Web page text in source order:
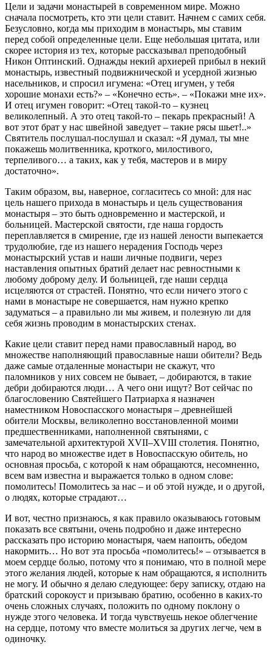
Цели и задачи монастырей в современном мире. Можно
сначала посмотреть, кто эти цели ставит. Начнем с самих себя.
Безусловно, когда мы приходим в монастырь, мы ставим
перед собой определенные цели. Еще небольшая цитата, или
скорее история из тех, которые рассказывал преподобный
Никон Оптинский. Однажды некий архиерей прибыл в некий
монастырь, известный подвижнической и усердной жизнью
насельников, и спросил игумена: «Отец игумен, у тебя
хорошие монахи есть?» – «Конечно есть». – «Покажи мне их».
И отец игумен говорит: «Отец такой-то – кузнец
великолепный. А это отец такой-то – пекарь прекрасный! А
вот этот брат у нас швейной заведует – такие рясы шьет!..»
Святитель послушал-послушал и сказал: «Я думал, ты мне
покажешь молитвенника, кроткого, милостивого,
терпеливого… а таких, как у тебя, мастеров и в миру
достаточно».
Таким образом, вы, наверное, согласитесь со мной: для нас
цель нашего прихода в монастырь и цель существования
монастыря – это быть одновременно и мастерской, и
больницей. Мастерской святости, где наша гордость
переплавляется в смирение, где из нашей лености выпекается
трудолюбие, где из нашего нерадения Господь через
монастырский устав и наши личные подвиги, через
наставления опытных братий делает нас ревностными к
любому доброму делу. И больницей, где наши сердца
исцеляются от страстей. Понятно, что если ничего этого с
нами в монастыре не совершается, нам нужно крепко
задуматься – а правильно ли мы живем, и полезную ли для
себя жизнь проводим в монастырских стенах.
Какие цели ставит перед нами православный народ, во
множестве наполняющий православные наши обители? Ведь
даже самые отдаленные монастыри не скажут, что
паломников у них совсем не бывает, – добираются, в такие
дебри добираются люди… А чего они ищут? Вот сейчас по
благословению Святейшего Патриарха я назначен
наместником Новоспасского монастыря – древнейшей
обители Москвы, великолепно восстановленной моими
предшественниками, наполненной святынями, с
замечательной архитектурой XVII–XVIII столетия. Понятно,
что народ во множестве идет в Новоспасскую обитель, но
основная просьба, с которой к нам обращаются, несомненно,
всем вам известна и выражается только в одном слове:
помолитесь! Помолитесь за нас – и об этой нужде, и о другой,
о людях, которые страдают…
И вот, честно признаюсь, я как правило оказываюсь готовым
показать все святыни, очень подробно и даже интересно
рассказать про историю монастыря, чаем напоить, обедом
накормить… Но вот эта просьба «помолитесь!» – отзывается в
моем сердце болью, потому что я понимаю, что в полной мере
этого желания людей, которые к нам обращаются, я исполнить
не могу. И обычно я делаю следующее: беру записку, отдаю на
братский сорокоуст и призываю братию, особенно в каких-то
очень сложных случаях, положить по одному поклону о
нужде этого человека. И тогда чувствуешь некое облегчение
на сердце, потому что вместе молиться за других легче, чем в
одиночку.